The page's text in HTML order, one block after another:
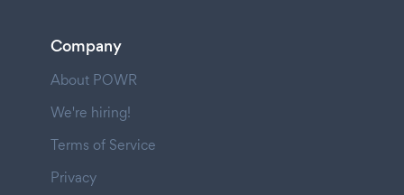
Company
About POWR
We're hiring!
Terms of Service
Privacy